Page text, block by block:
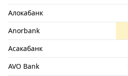
Алокабанк
Anorbank
Асакабанк
AVO Bank